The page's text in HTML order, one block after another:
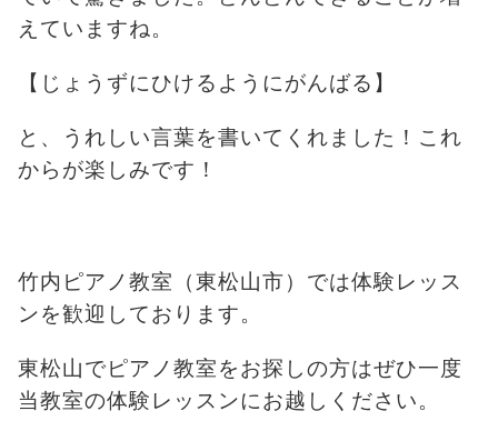
えていますね。
【じょうずにひけるようにがんばる】
と、うれしい言葉を書いてくれました！これ
からが楽しみです！
竹内ピアノ教室（東松山市）では体験レッス
ンを歓迎しております。
東松山でピアノ教室をお探しの方はぜひ一度
当教室の体験レッスンにお越しください。